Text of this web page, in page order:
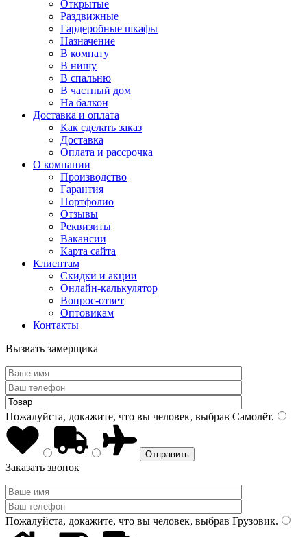
Открытые
Раздвижные
Гардеробные шкафы
Назначение
В комнату
В нишу
В спальню
В частный дом
На балкон
Доставка и оплата
Как сделать заказ
Доставка
Оплата и рассрочка
О компании
Производство
Гарантия
Портфолио
Отзывы
Реквизиты
Вакансии
Карта сайта
Клиентам
Скидки и акции
Онлайн-калькулятор
Вопрос-ответ
Оптовикам
Контакты
Вызвать замерщика
Пожалуйста, докажите, что вы человек, выбрав Самолёт.
Заказать звонок
Пожалуйста, докажите, что вы человек, выбрав Грузовик.